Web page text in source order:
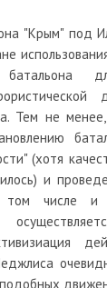
"Крым" под
Тем не
(хотя
и
том числе и